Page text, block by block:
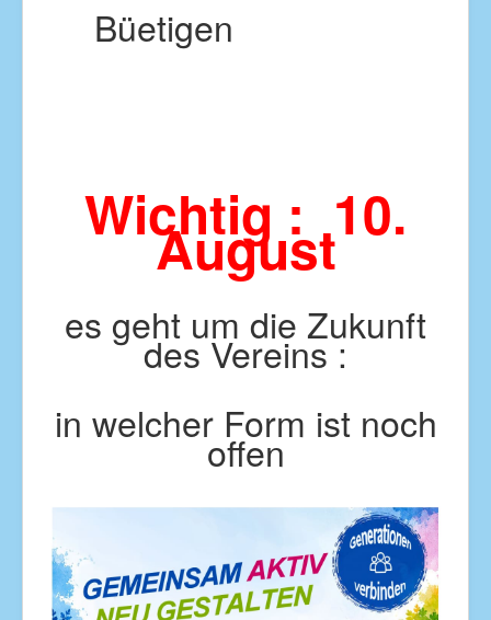
Büetigen
Wichtig : 10.
August
es geht um die Zukunft
des Vereins :
in welcher Form ist noch
offen